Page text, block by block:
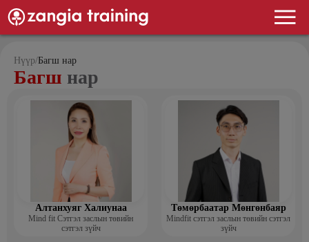
Нүүр/Багш нар
Багш нар
Алтанхуяг Халиунаа
Mind fit Сэтгэл заслын төвийн
сэтгэл зүйч
Төмөрбаатар Мөнгөнбаяр
Mindfit сэтгэл заслын төвийн сэтгэл
зүйч